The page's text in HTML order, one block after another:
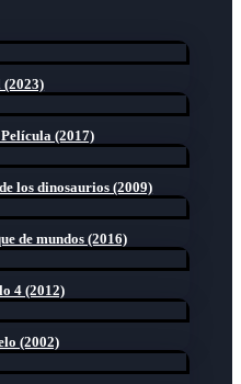
(2023)
(2017)
los dinosaurios (2009)
de mundos (2016)
4 (2012)
(2002)